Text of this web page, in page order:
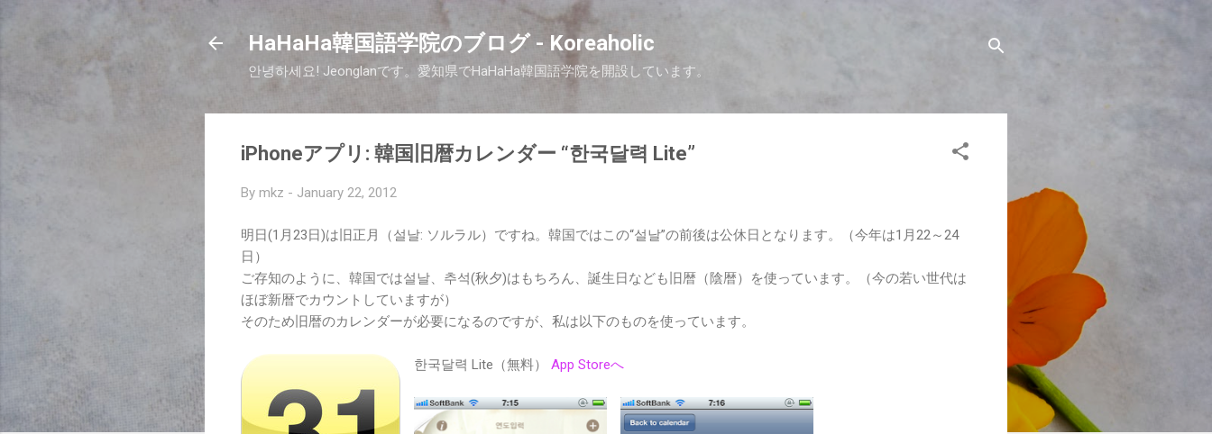
Skip to main content
HaHaHa韓国語学院のブログ - Koreaholic
안녕하세요! Jeonglanです。愛知県でHaHaHa韓国語学院を開設しています。
iPhoneアプリ: 韓国旧暦カレンダー “한국달력 Lite”
By mkz - January 22, 2012
明日(1月23日)は旧正月（설날: ソルラル）ですね。韓国ではこの“설날”の前後は公休日となります。（今年は1月22～24
日）
ご存知のように、韓国では설날、추석(秋夕)はもちろん、誕生日なども旧暦（陰暦）を使っています。（今の若い世代は
ほぼ新暦でカウントしていますが）
そのため旧暦のカレンダーが必要になるのですが、私は以下のものを使っています。
한국달력 Lite（無料） App Storeへ